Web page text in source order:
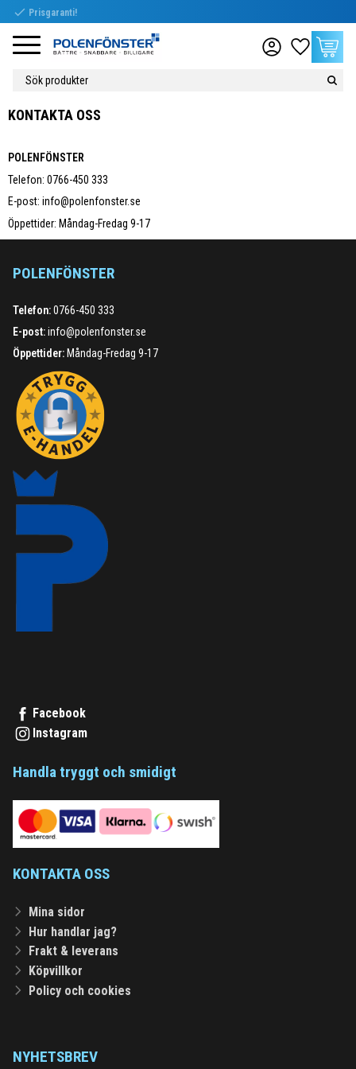
Meny
check Prisgaranti!
Favoriter
KONTAKTA OSS
POLENFÖNSTER
Telefon: 0766-450 333
E-post: info@polenfonster.se
Öppettider: Måndag-Fredag 9-17
POLENFÖNSTER
Telefon:0766-450 333
E-post:info@polenfonster.se
Öppettider: Måndag-Fredag 9-17
Facebook
Instagram
Handla tryggt och smidigt
KONTAKTA OSS
Mina sidor
Hur handlar jag?
Frakt & leverans
Köpvillkor
Policy och cookies
NYHETSBREV